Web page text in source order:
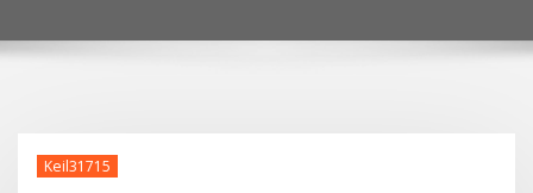
Keil31715